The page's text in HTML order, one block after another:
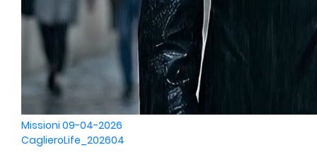
Missioni 09-04-2026
CaglieroLife_202604